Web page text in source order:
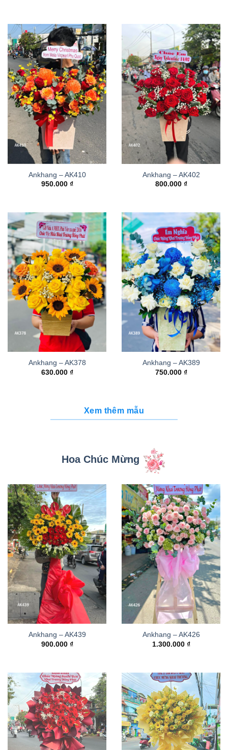
Ankhang – AK410
950.000 ₫
Ankhang – AK402
800.000 ₫
Ankhang – AK378
630.000 ₫
Ankhang – AK389
750.000 ₫
Xem thêm mẫu
Hoa Chúc Mừng
Ankhang – AK439
900.000 ₫
Ankhang – AK426
1.300.000 ₫